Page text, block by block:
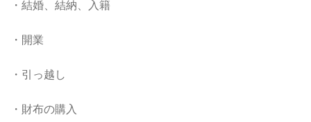
・結婚、結納、入籍
・開業
・引っ越し
・財布の購入